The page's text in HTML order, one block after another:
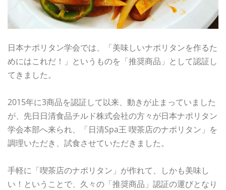
日本ナポリタン学会では、「美味しいナポリタンを作るた
めにはこれだ！」というものを「推奨商品」として認証し
てきました。
2015年に3商品を認証して以来、動きが止まっていました
が、先日日清食品チルド株式会社の方々が日本ナポリタン
学会本部へ来られ、「日清Spa王 喫茶店のナポリタン」を
調理いただき、試食させていただきました。
手軽に「喫茶店のナポリタン」が作れて、しかも美味し
い！ということで、久々の「推奨商品」認証の運びとなり